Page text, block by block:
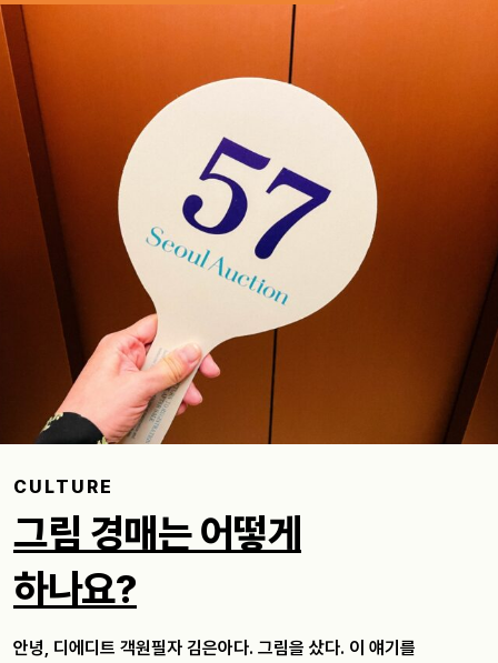
CULTURE
그림 경매는 어떻게
하나요?
안녕, 디에디트 객원필자 김은아다. 그림을 샀다. 이 얘기를